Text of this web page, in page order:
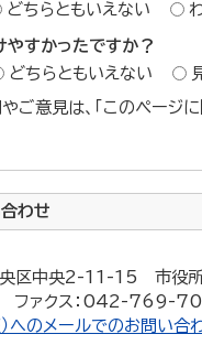
どちらともいえない
やすかったですか？
どちらともいえない
ご意見は、「このページ
わせ
区中央2-11-15 市役所
ァクス：042-769-
へのメールでのお問い合